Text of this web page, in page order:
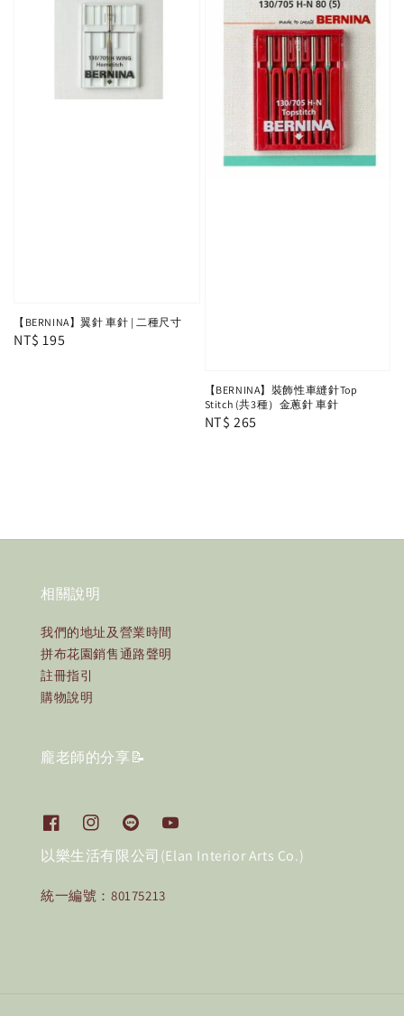
【BERNINA】翼針 車針 | 二種尺寸
Regular
NT$ 195
【BERNINA】裝飾性車縫針Top
Stitch (共3種）金蔥針 車針
Regular
NT$ 265
相關說明
我們的地址及營業時間
拼布花園銷售通路聲明
註冊指引
購物說明
龐老師的分享📝
以樂生活有限公司(Elan Interior Arts Co.)
統一編號：80175213